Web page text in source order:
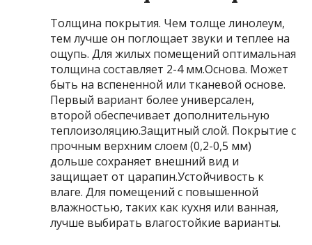
Толщина покрытия. Чем толще линолеум,
тем лучше он поглощает звуки и теплее на
ощупь. Для жилых помещений оптимальная
толщина составляет 2-4 мм.Основа. Может
быть на вспененной или тканевой основе.
Первый вариант более универсален,
второй обеспечивает дополнительную
теплоизоляцию.Защитный слой. Покрытие с
прочным верхним слоем (0,2-0,5 мм)
дольше сохраняет внешний вид и
защищает от царапин.Устойчивость к
влаге. Для помещений с повышенной
влажностью, таких как кухня или ванная,
лучше выбирать влагостойкие варианты.